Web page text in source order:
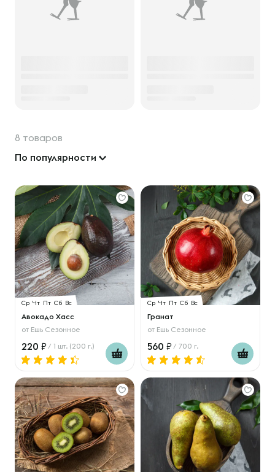
8 товаров
По популярности
Ср Чт Пт Сб Вс
Авокадо Хасс
от Ешь Сезонное
220 / 1 шт. (200 г.)
Ср Чт Пт Сб Вс
Гранат
от Ешь Сезонное
560 / 700 г.